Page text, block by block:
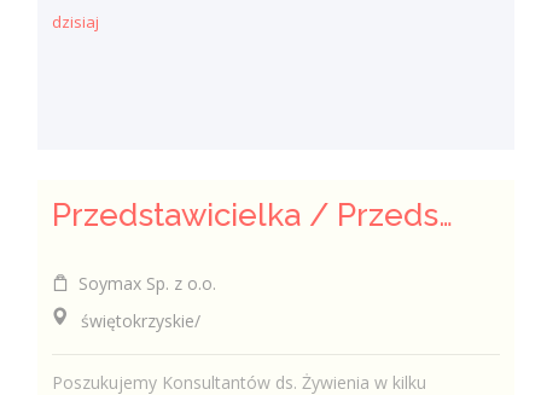
dzisiaj
Przedstawicielka / Przedstawiciel Handlowy ds. Żywienia Zwierząt
Soymax Sp. z o.o.
świętokrzyskie/
Poszukujemy Konsultantów ds. Żywienia w kilku